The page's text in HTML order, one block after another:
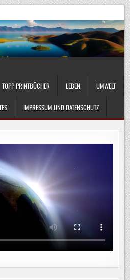
TOPP PRINTBÜCHER LEBEN UMWELT
IMPRESSUM UND DATENSCHUTZ